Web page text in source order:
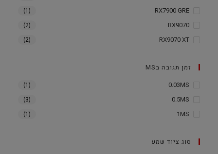
RX7900 GRE
(1)
RX9070
(2)
RX9070 XT
(2)
זמן תגובה בMS
0.03MS
(1)
0.5MS
(3)
1MS
(1)
סוג ציוד שמע